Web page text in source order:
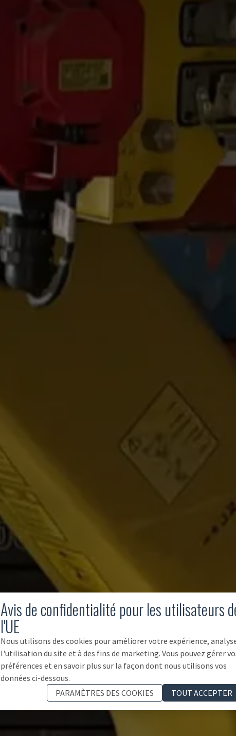
Avis de confidentialité pour les utilisateurs
l'UE
Nous utilisons des cookies pour améliorer votre expérience,
l'utilisation du site et à des fins de marketing. Vous pouvez gérer
préférences et en savoir plus sur la façon dont nous utilisons vos
données ci-dessous.
PARAMÈTRES DES COOKIES
TOUT ACCEPTER